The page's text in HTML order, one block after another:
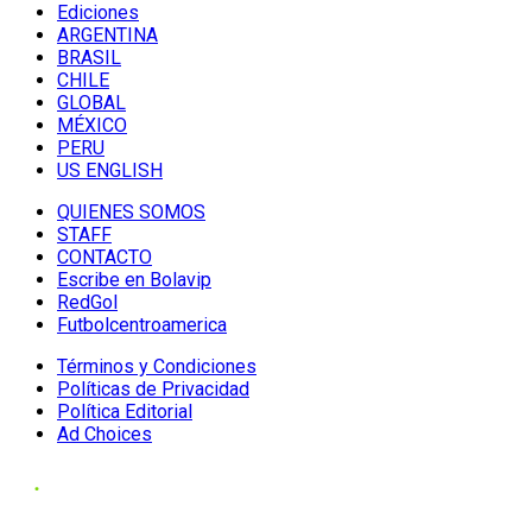
Ediciones
ARGENTINA
BRASIL
CHILE
GLOBAL
MÉXICO
PERU
US ENGLISH
QUIENES SOMOS
STAFF
CONTACTO
Escribe en Bolavip
RedGol
Futbolcentroamerica
Términos y Condiciones
Políticas de Privacidad
Política Editorial
Ad Choices